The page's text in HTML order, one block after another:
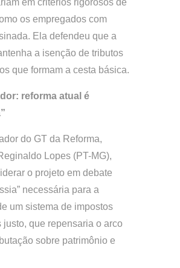
em critérios rigorosos de
os empregados com
Ela defendeu que a
a isenção de tributos
que formam a cesta básica.
reforma atual é
do GT da Reforma,
Lopes (PT-MG),
o projeto em debate
necessária para a
um sistema de impostos
justo, que repensaria o arco
sobre patrimônio e